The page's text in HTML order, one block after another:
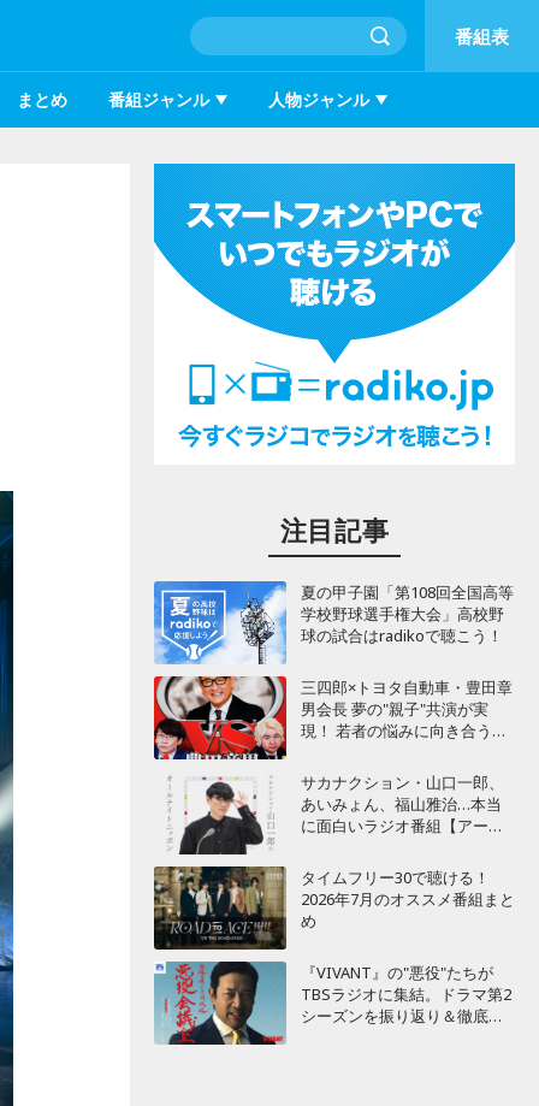
番組表
まとめ 番組ジャンル 人物ジャンル
注目記事
夏の甲子園「第108回全国高等
学校野球選手権大会」高校野
球の試合はradikoで聴こう！
三四郎×トヨタ自動車・豊田章
男会長 夢の"親子"共演が実
現！ 若者の悩みに向き合うポ
サカナクション・山口一郎、
あいみょん、福山雅治…本当
に面白いラジオ番組【アーテ
タイムフリー30で聴ける！
2026年7月のオススメ番組まと
め
『VIVANT』の"悪役"たちが
TBSラジオに集結。ドラマ第2
シーズンを振り返り＆徹底考